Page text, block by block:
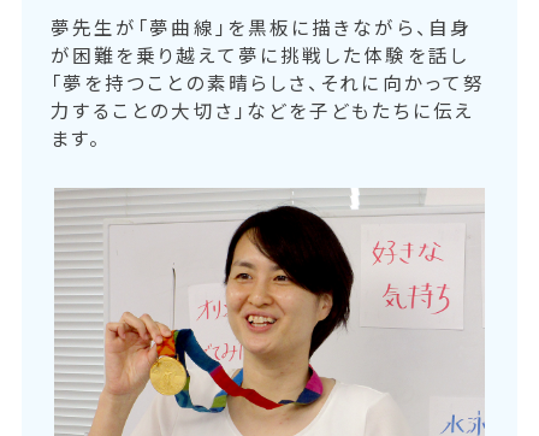
夢先生が「夢曲線」を黒板に描きながら、自身
が困難を乗り越えて夢に挑戦した体験を話し
「夢を持つことの素晴らしさ、それに向かって努
力することの大切さ」などを子どもたちに伝え
ます。